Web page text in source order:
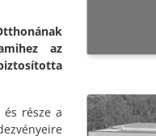
az
és része a